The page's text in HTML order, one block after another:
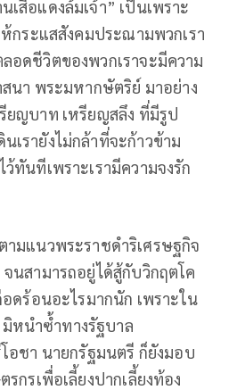
สื้อแดงล้มเจ้า” เป็นเพราะ
ห้กระแสสังคมประณามพวกเรา
อดชีวิตของพวกเราจะมีความ
นา พระมหากษัตริย์ มาอย่าง
ยญบาท เหรียญสลึง ที่มีรูป
เรายังไม่กล้าที่จะก้าวข้าม
ทันทีเพราะเรามีความจงรัก
ามแนวพระราชดำริเศรษฐกิจ
นสามารถอยู่ได้สู้กับวิกฤตโค
ดร้อนอะไรมากนัก เพราะใน
หนำซ้ำทางรัฐบาล
อชา นายกรัฐมนตรี ก็ยังมอบ
รกรเพื่อเลี้ยงปากเลี้ยงท้อง